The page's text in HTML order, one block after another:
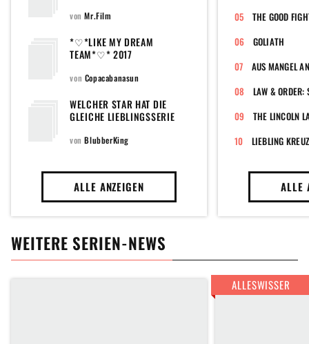
UND DIE ICH AUF DIESE
DAMIT ICH SIE NICHT ALLE
VERGESSE
vonMr.Film
*♡*LIKE MY DREAM
TEAM*♡* 2017
von Copacabanasun
WELCHER STAR HAT DIE
GLEICHE LIEBLINGSSERIE
vonBlubberKing
ALLE ANZEIGEN
THE GOOD
GOLIATH
AUS MANGEL
LAW &
THE LINCOLN
LIEBLING
ALLE
WEITERE SERIEN-NEWS
ALLESWISSER